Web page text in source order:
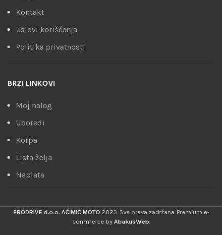
Kontakt
Uslovi korišćenja
Politika privatnosti
BRZI LINKOVI
Moj nalog
Uporedi
Korpa
Lista želja
Naplata
PRODRIVE d.o.o. AĆIMIĆ MOTO 2023. Sva prava zadržana. Premium e-
commerce by AbakusWeb.